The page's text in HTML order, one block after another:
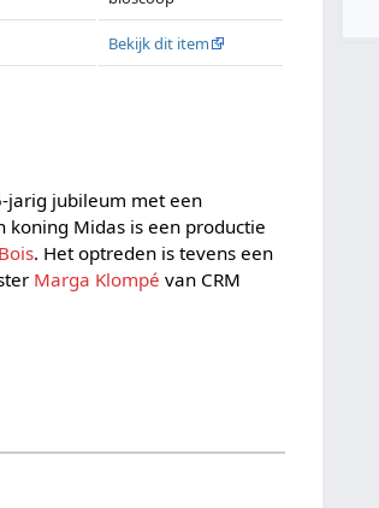
Bekijk dit item
jarig jubileum met een
Midas is een productie
. Het optreden is tevens een
Marga Klompé van CRM